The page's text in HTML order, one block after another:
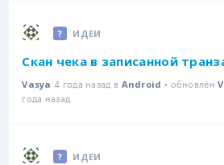
ИДЕИ
Скан чека в записанной
Vasya 4 года назад в Android • обновлён
года назад
ИДЕИ